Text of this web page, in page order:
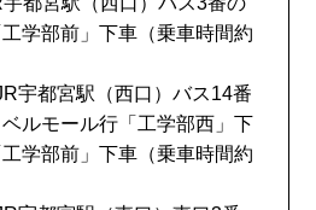
学部前」下車（乗車時間約
宇都宮駅（西口）バス14番
ルモール行「工学部西」下
学部前」下車（乗車時間約